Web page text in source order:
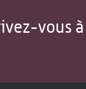
vous